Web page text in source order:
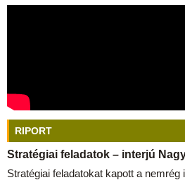
RIPORT
Stratégiai feladatok – interjú
Stratégiai feladatokat kapott a